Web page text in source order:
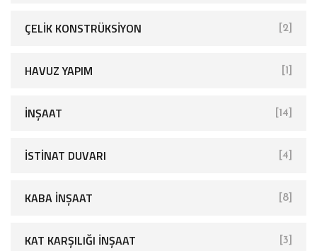
ÇELIK KONSTRÜKSIYON [2]
HAVUZ YAPIM [1]
İNŞAAT [14]
İSTINAT DUVARI [4]
KABA İNŞAAT [8]
KAT KARŞILIĞI İNŞAAT [3]